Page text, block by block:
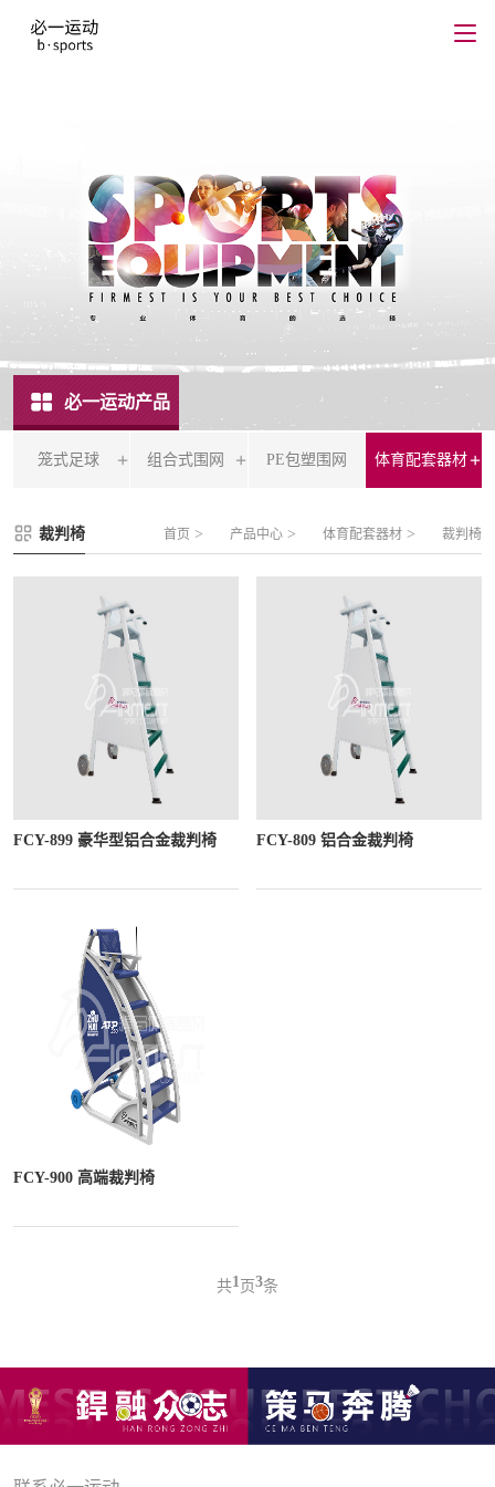
必一运动产品
笼式足球
FLZ-B 夹芯板笼式足球
FLZ-C 半格栅笼式足球
FLZ-D PE包塑笼式足球
组合式围网
方管组合式围网
PE包塑围网 体育配套器材
裁判椅 首页 > 产品中心 > 体育配套器材 > 裁判椅
FCY-899 豪华型铝合金裁判椅 FCY-809 铝合金裁判椅
FCY-900 高端裁判椅
共1 页3条